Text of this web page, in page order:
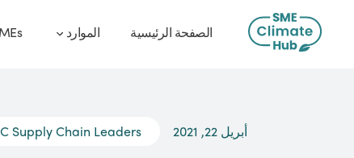
الصفحة الرئيسية الموارد
أبريل 22, 2021 Supply Chain Leaders